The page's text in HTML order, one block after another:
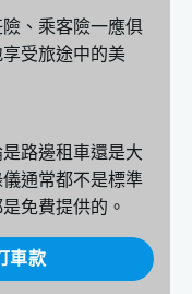
、乘客險一應俱
受旅途中的美
路邊租車還是大
通常都不是標準
免費提供的。
車款